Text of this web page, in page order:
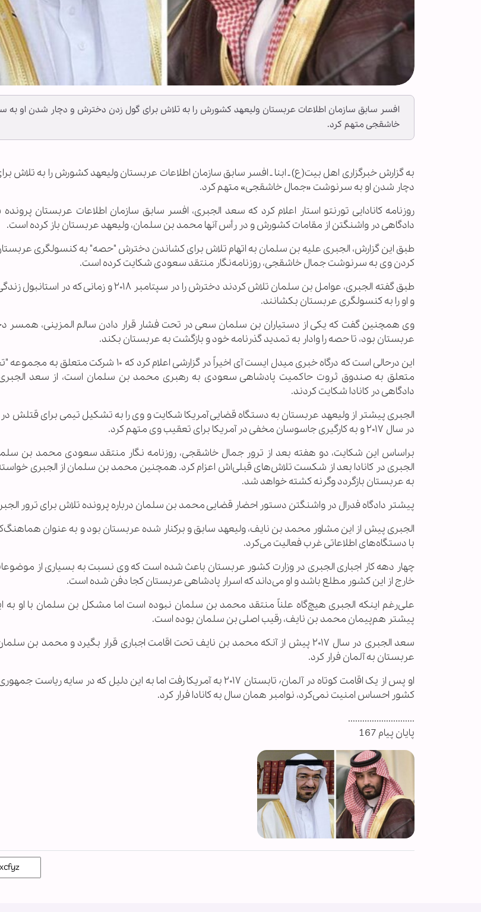
افسر سابق سازمان اطلاعات عربستان ولیعهد کشورش را به تلاش برای گول زدن دخترش و دچار شدن او
خاشقجی متهم کرد.
به گزارش خبرگزاری اهل بیت(ع) ـ ابنا ـ افسر سابق سازمان اطلاعات عربستان ولیعهد کشورش را به تلاش
دچار شدن او به سرنوشت «جمال خاشقجی» متهم کرد.
روزنامه کانادایی تورنتو استار اعلام کرد که سعد الجبری، افسر سابق سازمان اطلاعات عربستان
دادگاهی در واشنگتن از مقامات کشورش و در رأس آنها محمد بن سلمان، ولیعهد عربستان باز کرده است.
طبق این گزارش، الجبری علیه بن سلمان به اتهام تلاش برای کشاندن دخترش "حصه" به کنسولگری
کردن وی به سرنوشت جمال خاشقجی، روزنامه‌نگار منتقد سعودی شکایت کرده است.
طبق گفته الجبری، عوامل بن سلمان تلاش کردند دخترش را ​​در سپتامبر
و او را به کنسولگری عربستان بکشانند.
وی همچنین گفت که یکی از دستیاران بن سلمان سعی در تحت فشار قرار دادن سالم المزینی، همسر
عربستان بود، تا حصه را وادار به تمدید گذرنامه خود و بازگشت به عربستان بکند.
این درحالی است که درگاه خبری میدل ایست آی اخیراً در گزارشی اعلام
متعلق به صندوق ثروت حاکمیت پادشاهی سعودی به رهبری محمد بن سلمان است، از سعد الجبری
دادگاهی در کانادا شکایت کردند.
الجبری پیشتر از ولیعهد عربستان به دستگاه قضایی آمریکا شکایت و وی را به تشکیل تیمی برای قتلش
در سال ۲۰۱۷ و به کارگیری جاسوسان مخفی در آمریکا برای تعقیب وی متهم کرد.
براساس این شکایت، دو هفته بعد از ترور جمال خاشقجی، روزنامه نگار منتقد سعودی محمد بن
به عربستان بازگردد وگرنه کشته خواهد شد.
پیشتر دادگاه فدرال در واشنگتن دستور احضار قضایی محمد بن سلمان درباره پرونده تلاش برای ترور
الجبری پیش از این مشاور محمد بن نایف، ولیعهد سابق و برکنار شده عربستان بود و به عنوان
با دستگاه‌های اطلاعاتی غرب فعالیت می‌کرد.
چهار دهه کار اجباری الجبری در وزارت کشور عربستان باعث شده است که وی نسبت به بسیاری از
خارج از این کشور مطلع باشد و او می‌داند که اسرار پادشاهی عربستان کجا دفن شده است.
علی‌رغم اینکه الجبری هیچ‌گاه علناً منتقد محمد بن سلمان نبوده است اما مشکل بن سلمان با او
پیشتر هم‌پیمان محمد بن نایف، رقیب اصلی بن سلمان بوده است.
سعد الجبری در سال ۲۰۱۷ پیش از آنکه محمد بن نایف تحت اقامت اجباری قرار بگیرد و محمد بن
عربستان به آلمان فرار کرد.
او پس از یک اقامت کوتاه در آلمان٬ تابستان ۲۰۱۷ به آمریکا رفت اما به این دلیل که در
کشور احساس امنیت نمی‌کرد، نوامبر همان سال به کانادا فرار کرد.
............................
پایان پیام 167